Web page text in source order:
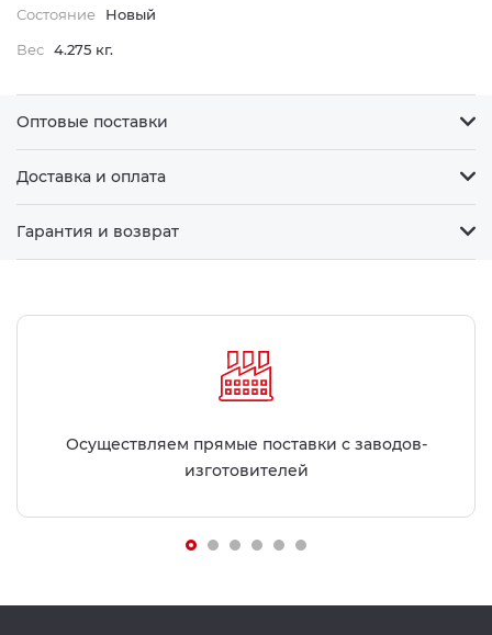
Состояние
Новый
Вес 4.275 кг.
Оптовые поставки
Доставка и оплата
Гарантия и возврат
Осуществляем прямые поставки с заводов-
изготовителей